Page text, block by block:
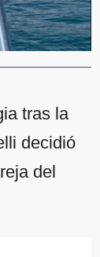
tras la
decidió
del